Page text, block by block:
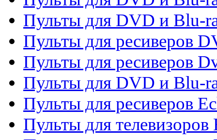
Пульты для DVD и Blu-
Пульты для ресиверов
Пульты для ресиверов
Пульты для DVD и Blu-
Пульты для ресиверов
Пульты для телевизоров